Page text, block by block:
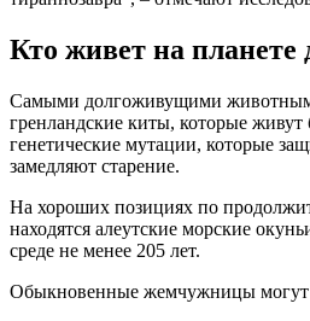
Кто живет на планете
Самыми долгоживущими
гренландские киты, которые
генетические мутации, которые
замедляют старение.
На хороших позициях по
находятся алеутские морские
среде не менее 205 лет.
Обыкновенные жемчужницы могут